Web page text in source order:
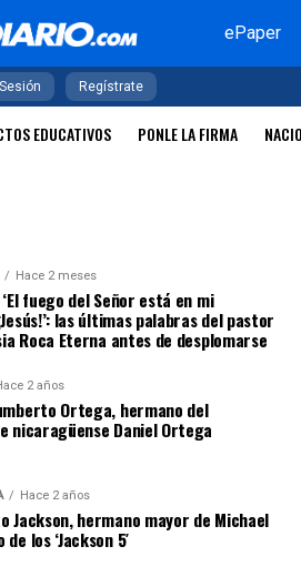
ePaper
Regístrate
EDUCATIVOS PONLE LA FIRMA
Hace 2 meses
‘El fuego del Señor está en mi
las últimas palabras del pastor
Roca Eterna antes de desplomarse
2 años
Ortega, hermano del
nicaragüense Daniel Ortega
Hace 2 años
Jackson, hermano mayor de Michael
los ‘Jackson 5′